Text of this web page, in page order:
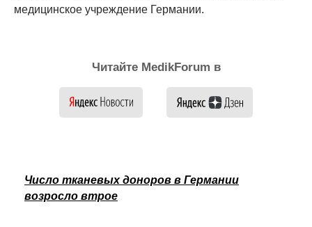
медицинское учреждение Германии.
Читайте MedikForum в
Число тканевых доноров в Германии
возросло втрое